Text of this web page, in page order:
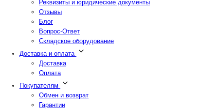
Реквизиты и юридические документы
Отзывы
Блог
Вопрос-Ответ
Складское оборудование
Доставка и оплата
Доставка
Оплата
Покупателям
Обмен и возврат
Гарантии